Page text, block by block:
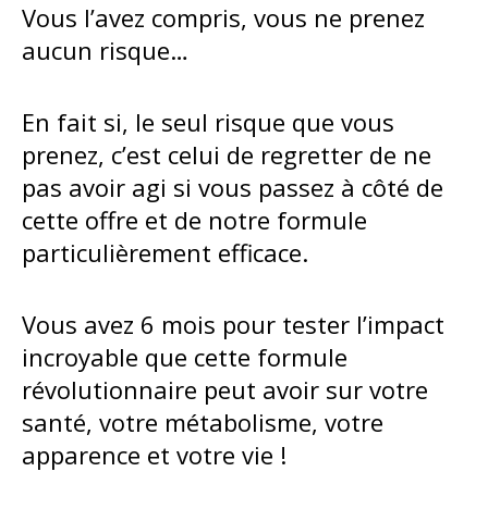
Vous l’avez compris, vous ne prenez
aucun risque…
En fait si, le seul risque que vous
prenez, c’est celui de regretter de ne
pas avoir agi si vous passez à côté de
cette offre et de notre formule
particulièrement efficace.
Vous avez 6 mois pour tester l’impact
incroyable que cette formule
révolutionnaire peut avoir sur votre
santé, votre métabolisme, votre
apparence et votre vie !